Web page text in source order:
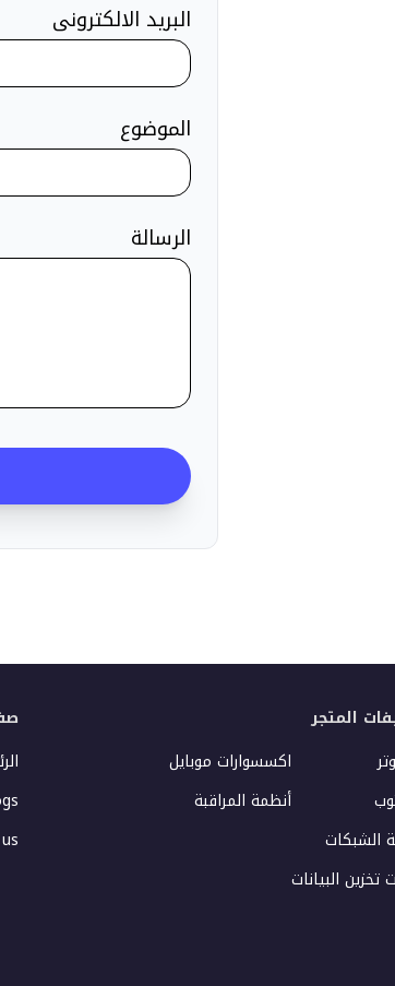
البريد الالكترونى
الموضوع
الرسالة
المتجر
الشبكات
تخزين البيانات
اكسسوارات موبايل
أنظمة المراقبة